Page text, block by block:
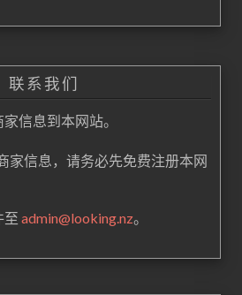
联系我们
信息到本网站。
家信息，请务必先免费注册本网
至 admin@looking.nz。